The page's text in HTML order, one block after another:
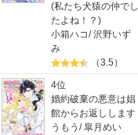
(私たち犬猿の仲でし
たよね！？)
小箱ハコ/沢野いず
み
（3.5）
4位
婚約破棄の悪意は娼
館からお返しします
うもう /皐月めい